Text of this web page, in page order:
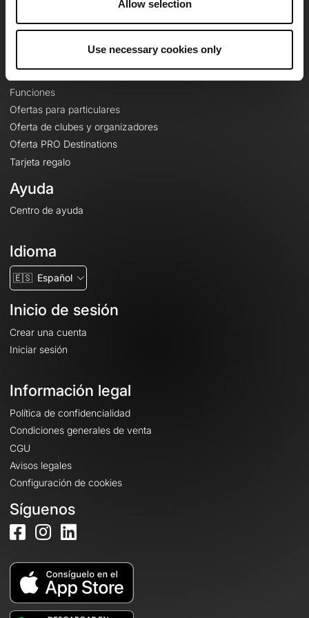
Allow selection
Use necessary cookies only
Le Mag'
Funciones
Ofertas para particulares
Oferta de clubes y organizadores
Oferta PRO Destinations
Tarjeta regalo
Ayuda
Centro de ayuda
Idioma
🇪🇸 Español
Inicio de sesión
Crear una cuenta
Iniciar sesión
Información legal
Política de confidencialidad
Condiciones generales de venta
CGU
Avisos legales
Configuración de cookies
Síguenos